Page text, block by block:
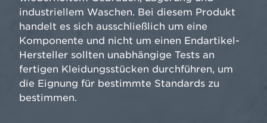
industriellem Waschen. Bei diesem Produkt
handelt es sich ausschließlich um eine
Komponente und nicht um einen Endartikel-
Hersteller sollten unabhängige Tests an
fertigen Kleidungsstücken durchführen, um
die Eignung für bestimmte Standards zu
bestimmen.